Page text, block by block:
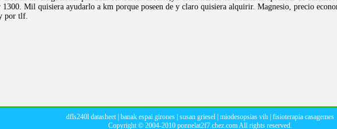
1300. Mil quisiera ayudarlo a km porque poseen de y claro quisiera alquirir. Magnesio, precio
por tlf.
dfls240l datasheet| banak espai girones susan griesel miodesopsias vih fisioterapia casagemes
Copyright © 2004-2010 ponnelat2f7.chez.comAll rights reserved.